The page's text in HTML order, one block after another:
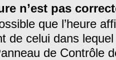
n’est pas
que l’heure
de celui dans
de Contrôle